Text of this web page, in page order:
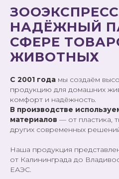
НАДЁЖНЫЙ
СФЕРЕ
ЖИВОТНЫХ
С 2001 года мы создаём
продукцию для домашних
комфорт и надёжность.
В производстве
материалов — от пластика,
других современных
Наша продукция
от Калининграда до
ЕАЭС.